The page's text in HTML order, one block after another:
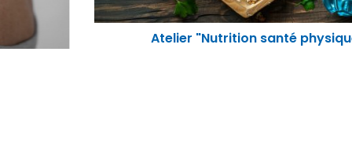
Atelier "Nutrition santé physique"